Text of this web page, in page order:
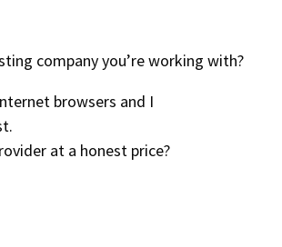
company you’re working with?
browsers and I
at a honest price?